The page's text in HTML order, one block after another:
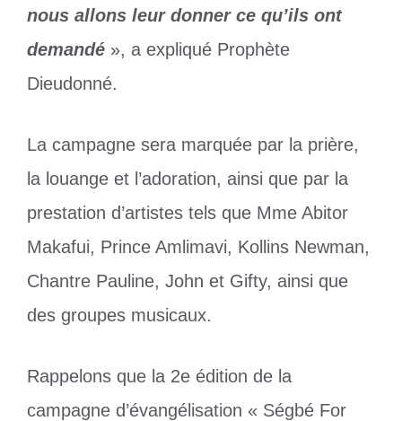
nous allons leur donner ce qu’ils ont
demandé », a expliqué Prophète
Dieudonné.
La campagne sera marquée par la prière,
la louange et l’adoration, ainsi que par la
prestation d’artistes tels que Mme Abitor
Makafui, Prince Amlimavi, Kollins Newman,
Chantre Pauline, John et Gifty, ainsi que
des groupes musicaux.
Rappelons que la 2e édition de la
campagne d’évangélisation « Ségbé For